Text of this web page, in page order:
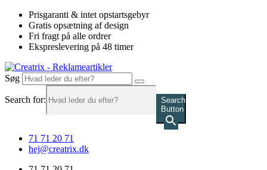
Videre
indhold
Prisgaranti & intet opstartsgebyr
Gratis opsætning af design
Fri fragt på alle ordrer
Ekspreslevering på 48 timer
Søg
Search for:
Search
Button
71 71 20 71
hej@creatrix.dk